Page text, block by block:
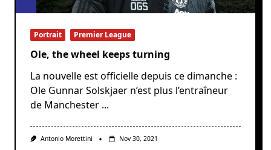
Portrait Premier League
Ole, the wheel keeps turning
La nouvelle est officielle depuis ce dimanche :
Ole Gunnar Solskjaer n’est plus l’entraîneur
de Manchester ...
Antonio Morettini Nov 30, 2021